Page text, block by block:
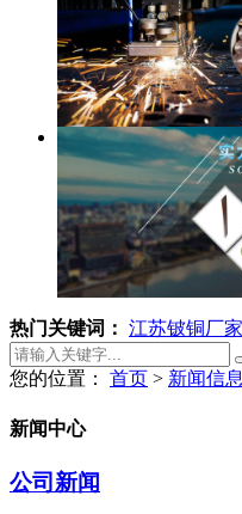
热门关键词： 江苏铍铜厂家
您的位置： 首页 > 新闻信息
新闻中心
公司新闻